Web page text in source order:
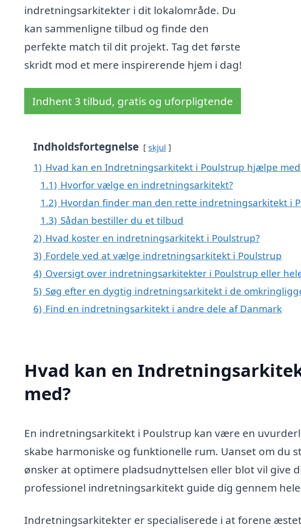
indretningsarkitekter i dit lokalområde. Du
kan sammenligne tilbud og finde den
perfekte match til dit projekt. Tag det første
skridt mod et mere inspirerende hjem i dag!
Indhent 3 tilbud, gratis og uforpligtende
Indholdsfortegnelse skjul
1) Hvad kan en Indretningsarkitekt i Poulstrup hjælpe
1.1) Hvorfor vælge en indretningsarkitekt?
1.2) Hvordan finder man den rette indretningsarkitekt i
1.3) Sådan bestiller du et tilbud
2) Hvad koster en indretningsarkitekt i Poulstrup?
3) Fordele ved at vælge indretningsarkitekt i Poulstrup
4) Oversigt over indretningsarkitekter i Poulstrup eller
5) Søg efter en dygtig indretningsarkitekt i de
6) Find en indretningsarkitekt i andre dele af Danmark
Hvad kan en
med?
En indretningsarkitekt i Poulstrup kan være en
skabe harmoniske og funktionelle rum. Uanset om du
ønsker at optimere pladsudnyttelsen eller blot vil give
professionel indretningsarkitekt guide dig gennem
Indretningsarkitekter er specialiserede i at forene